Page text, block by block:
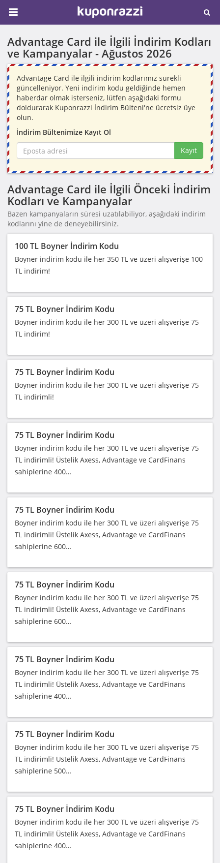
Advantage Card ile İlgili İndirim Kodları
ve Kampanyalar - Ağustos 2026
Advantage Card ile ilgili indirim kodlarımız sürekli
güncelleniyor. Yeni indirim kodu geldiğinde hemen
haberdar olmak isterseniz, lütfen aşağıdaki formu
doldurarak Kuponrazzi İndirim Bülteni'ne ücretsiz üye
olun.
İndirim Bültenimize Kayıt Ol
Kayıt
Advantage Card ile İlgili Önceki İndirim
Kodları ve Kampanyalar
Bazen kampanyaların süresi uzatılabiliyor, aşağıdaki indirim
kodlarını yine de deneyebilirsiniz.
100 TL Boyner İndirim Kodu
Boyner indirim kodu ile her 350 TL ve üzeri alışverişe 100
TL indirim!
75 TL Boyner İndirim Kodu
Boyner indirim kodu ile her 300 TL ve üzeri alışverişe 75
TL indirim!
75 TL Boyner İndirim Kodu
Boyner indirim kodu ile her 300 TL ve üzeri alışverişe 75
TL indirimli!
75 TL Boyner İndirim Kodu
Boyner indirim kodu ile her 300 TL ve üzeri alışverişe 75
TL indirimli! Üstelik Axess, Advantage ve CardFinans
sahiplerine 400…
75 TL Boyner İndirim Kodu
Boyner indirim kodu ile her 300 TL ve üzeri alışverişe 75
TL indirimli! Üstelik Axess, Advantage ve CardFinans
sahiplerine 600…
75 TL Boyner İndirim Kodu
Boyner indirim kodu ile her 300 TL ve üzeri alışverişe 75
TL indirimli! Üstelik Axess, Advantage ve CardFinans
sahiplerine 600…
75 TL Boyner İndirim Kodu
Boyner indirim kodu ile her 300 TL ve üzeri alışverişe 75
TL indirimli! Üstelik Axess, Advantage ve CardFinans
sahiplerine 400…
75 TL Boyner İndirim Kodu
Boyner indirim kodu ile her 300 TL ve üzeri alışverişe 75
TL indirimli! Üstelik Axess, Advantage ve CardFinans
sahiplerine 500…
75 TL Boyner İndirim Kodu
Boyner indirim kodu ile her 300 TL ve üzeri alışverişe 75
TL indirimli! Üstelik Axess, Advantage ve CardFinans
sahiplerine 400…